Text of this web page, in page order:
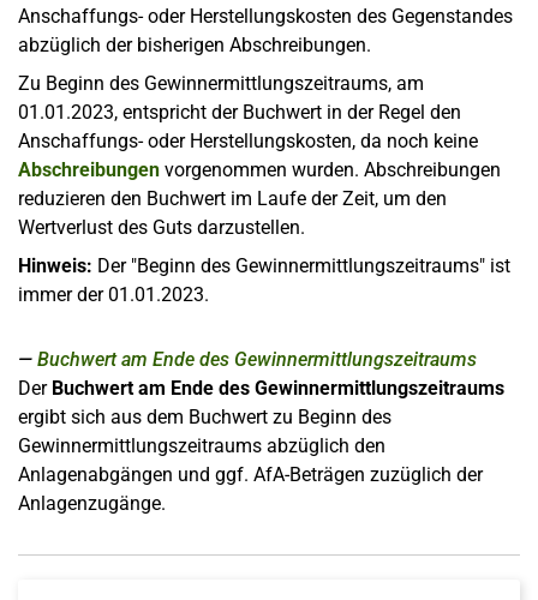
Anschaffungs- oder Herstellungskosten des Gegenstandes
abzüglich der bisherigen Abschreibungen.
Zu Beginn des Gewinnermittlungszeitraums, am
01.01.2023, entspricht der Buchwert in der Regel den
Anschaffungs- oder Herstellungskosten, da noch keine
Abschreibungen vorgenommen wurden. Abschreibungen
reduzieren den Buchwert im Laufe der Zeit, um den
Wertverlust des Guts darzustellen.
Hinweis: Der "Beginn des Gewinnermittlungszeitraums" ist
immer der 01.01.2023.
Buchwert am Ende des Gewinnermittlungszeitraums
Der Buchwert am Ende des Gewinnermittlungszeitraums
ergibt sich aus dem Buchwert zu Beginn des
Gewinnermittlungszeitraums abzüglich den
Anlagenabgängen und ggf. AfA-Beträgen zuzüglich der
Anlagenzugänge.